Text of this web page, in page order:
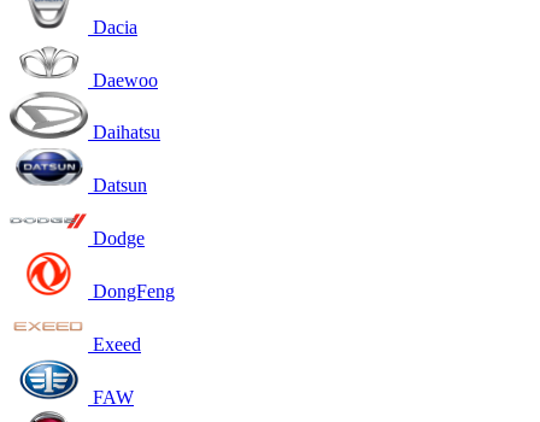
Dacia
Daewoo
Daihatsu
Datsun
Dodge
DongFeng
Exeed
FAW